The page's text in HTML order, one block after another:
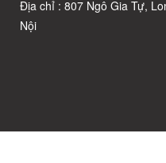
Địa chỉ : 807 Ngô Gia Tự,
Nội